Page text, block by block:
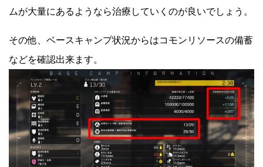
ムが大量にあるようなら治療していくのが良いでしょう。
その他、ベースキャンプ状況からはコモンリソースの備蓄
などを確認出来ます。